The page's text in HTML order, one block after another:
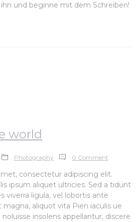
und beginne mit dem Schreiben!
world
Photography 0 Comment
consectetur adipiscing elit.
ipsum aliquet ultricies. Sed a tidunt
viverra ligula, vel lobortis ante
magna, aliquot vita Pien iaculis ue
insolens appellantur, discere